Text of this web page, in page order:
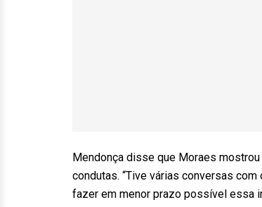
Mendonça disse que Moraes
condutas. “Tive várias conversas
fazer em menor prazo possível essa